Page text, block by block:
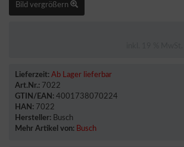
Bild vergrößern
Lieferzeit: Ab Lager lieferbar
Art.Nr.: 7022
GTIN/EAN: 4001738070224
HAN: 7022
Hersteller: Busch
Mehr Artikel von: Busch